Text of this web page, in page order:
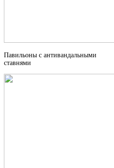
Павильоны с антивандальными
ставнями